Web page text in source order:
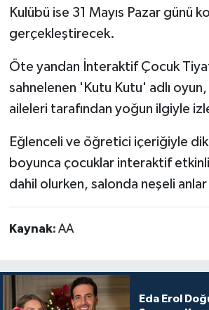
Kulübü ise 31 Mayıs Pazar günü
gerçekleştirecek.
Öte yandan İnteraktif Çocuk
sahnelenen 'Kutu Kutu' adlı
aileleri tarafından yoğun ilgiyle
Eğlenceli ve öğretici içeriğiyle
boyunca çocuklar interaktif
dahil olurken, salonda neşeli anlar
Kaynak: AA
Eda Erol